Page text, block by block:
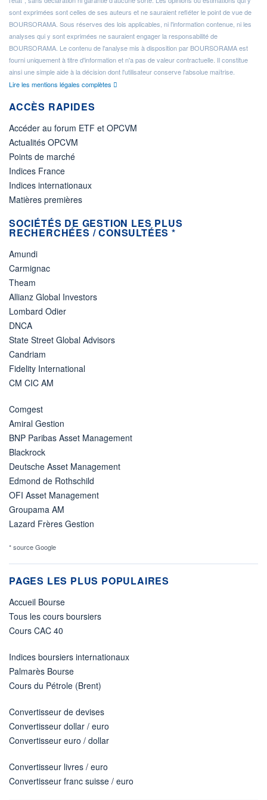
sont exprimées sont celles de ses auteurs et ne sauraient refléter le point de vue de
BOURSORAMA. Sous réserves des lois applicables, ni l'information contenue, ni les
analyses qui y sont exprimées ne sauraient engager la responsabilité de
BOURSORAMA. Le contenu de l'analyse mis à disposition par BOURSORAMA est
fourni uniquement à titre d'information et n'a pas de valeur contractuelle. Il constitue
ainsi une simple aide à la décision dont l'utilisateur conserve l'absolue maîtrise.
Lire les mentions légales complètes
ACCÈS RAPIDES
Accéder au forum ETF et OPCVM
Actualités OPCVM
Points de marché
Indices France
Indices internationaux
Matières premières
SOCIÉTÉS DE GESTION LES PLUS
RECHERCHÉES / CONSULTÉES *
Amundi
Carmignac
Theam
Allianz Global Investors
Lombard Odier
DNCA
State Street Global Advisors
Candriam
Fidelity International
CM CIC AM
Comgest
Amiral Gestion
BNP Paribas Asset Management
Blackrock
Deutsche Asset Management
Edmond de Rothschild
OFI Asset Management
Groupama AM
Lazard Frères Gestion
* source Google
PAGES LES PLUS POPULAIRES
Accueil Bourse
Tous les cours boursiers
Cours CAC 40
Indices boursiers internationaux
Palmarès Bourse
Cours du Pétrole (Brent)
Convertisseur de devises
Convertisseur dollar / euro
Convertisseur euro / dollar
Convertisseur livres / euro
Convertisseur franc suisse / euro